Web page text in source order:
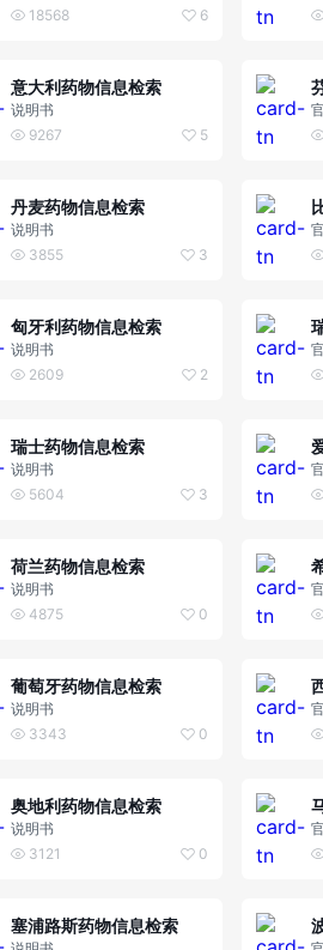
18568
6
意大利药物信息检索
说明书
9267
5
丹麦药物信息检索
说明书
3855
3
匈牙利药物信息检索
说明书
2609
2
瑞士药物信息检索
说明书
5604
3
荷兰药物信息检索
说明书
4875
0
葡萄牙药物信息检索
说明书
3343
0
奥地利药物信息检索
说明书
3121
0
塞浦路斯药物信息检索